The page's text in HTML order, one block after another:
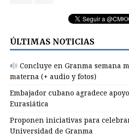
ÚLTIMAS NOTICIAS
Concluye en Granma semana
materna (+ audio y fotos)
Embajador cubano agradece
Eurasiática
Proponen iniciativas para
Universidad de Granma